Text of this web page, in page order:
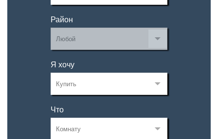
Район
Я хочу
Что